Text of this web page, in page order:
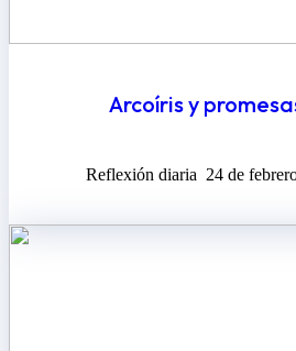
Arcoíris y
Reflexión diaria 24 de